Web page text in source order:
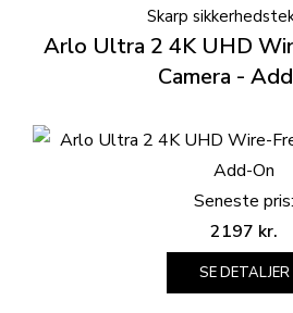
Skarp
Arlo Ultra 2 4K UHD
Camera -
Seneste pris:
2197 kr.
SE DETALJER